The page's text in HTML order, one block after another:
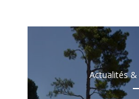
Actualités